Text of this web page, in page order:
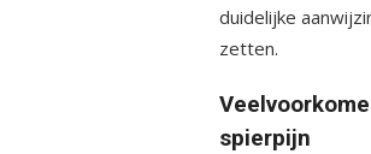
duidelijke
zetten.
spierpijn